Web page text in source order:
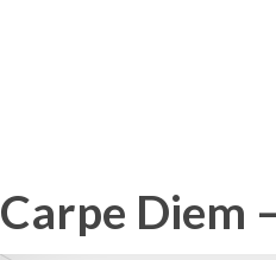
Carpe Diem